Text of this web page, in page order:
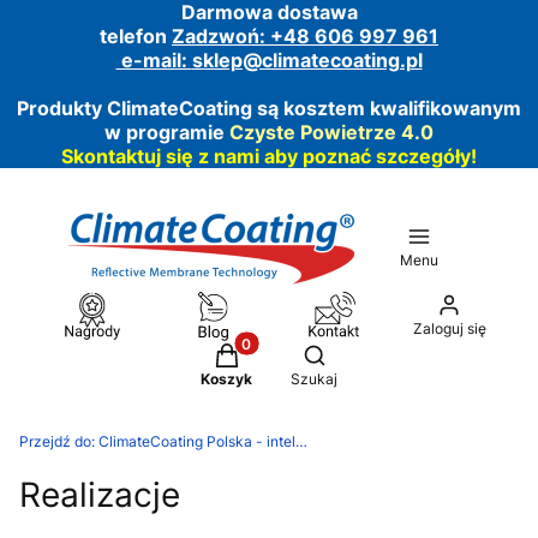
Darmowa dostawa
telefon Zadzwoń: +48 606 997 961
e-mail: sklep@climatecoating.pl
Produkty ClimateCoating są kosztem kwalifikowanym
w programie Czyste Powietrze 4.0
Skontaktuj się z nami aby poznać szczegóły!
Menu
Zaloguj się
Produkty w koszyku: 0. Zobacz
Koszyk
Otwórz wyszukiwarkę
Szukaj
Przejdź do: ClimateCoating Polska - inteligentne powłoki funkcjonalne
Realizacje